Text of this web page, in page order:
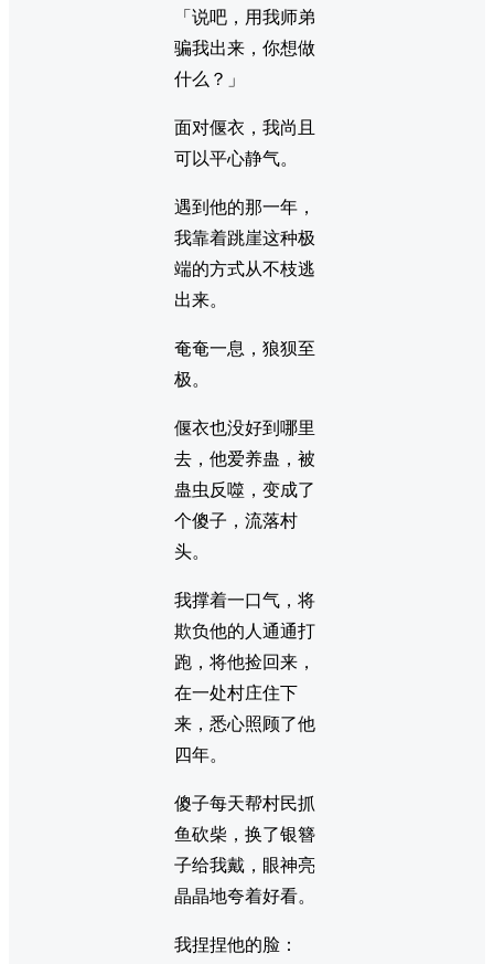
「说吧，用我师弟
骗我出来，你想做
什么？」
面对偃衣，我尚且
可以平心静气。
遇到他的那一年，
我靠着跳崖这种极
端的方式从不枝逃
出来。
奄奄一息，狼狈至
极。
偃衣也没好到哪里
去，他爱养蛊，被
蛊虫反噬，变成了
个傻子，流落村
头。
我撑着一口气，将
欺负他的人通通打
跑，将他捡回来，
在一处村庄住下
来，悉心照顾了他
四年。
傻子每天帮村民抓
鱼砍柴，换了银簪
子给我戴，眼神亮
晶晶地夸着好看。
我捏捏他的脸：